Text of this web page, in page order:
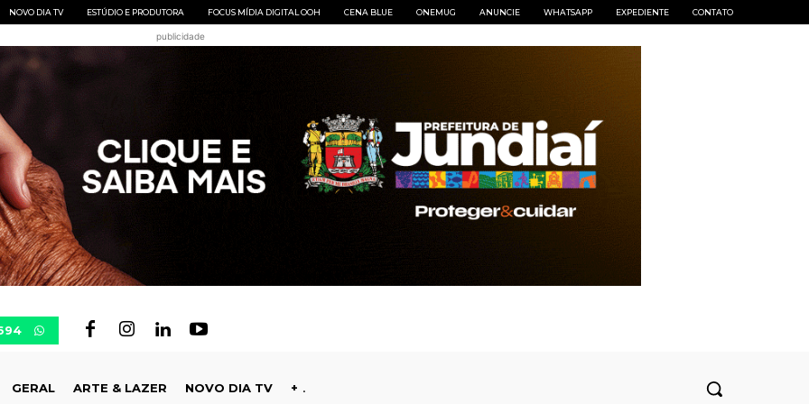
NOVO DIA TV ESTÚDIO E PRODUTORA FOCUS MÍDIA DIGITAL OOH CENA BLUE ONEMUG ANUNCIE WHATSAPP EXPEDIENTE CONTATO
publicidade
GERAL ARTE & LAZER NOVO DIA TV +